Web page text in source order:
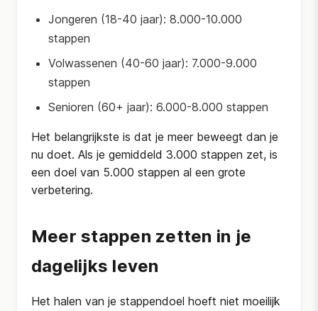
Jongeren (18-40 jaar): 8.000-10.000
stappen
Volwassenen (40-60 jaar): 7.000-9.000
stappen
Senioren (60+ jaar): 6.000-8.000 stappen
Het belangrijkste is dat je meer beweegt dan je
nu doet. Als je gemiddeld 3.000 stappen zet, is
een doel van 5.000 stappen al een grote
verbetering.
Meer stappen zetten in je
dagelijks leven
Het halen van je stappendoel hoeft niet moeilijk